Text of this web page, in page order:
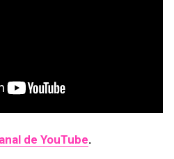
de YouTube.